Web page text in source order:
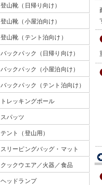
登山靴（日帰り向け）
登山靴（小屋泊向け）
登山靴（テント泊向け）
バックパック（日帰り向け）
バックパック（小屋泊向け）
バックパック（テント泊向け）
トレッキングポール
スパッツ
テント（登山用）
スリーピングバッグ・マット
クックウエア／火器／食品
ヘッドランプ